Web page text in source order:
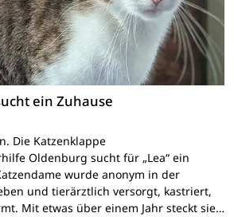
ein Zuhause
Die Katzenklappe
Oldenburg sucht für „Lea“ ein
wurde anonym in der
und tierärztlich versorgt, kastriert,
Mit etwas über einem Jahr steckt sie…